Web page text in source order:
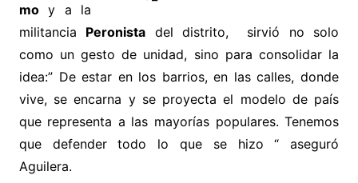
moy a la
militancia Peronista del distrito, sirvió no solo
como un gesto de unidad, sino para consolidar la
idea:” De estar en los barrios, en las calles, donde
vive, se encarna y se proyecta el modelo de país
que representa a las mayorías populares. Tenemos
que defender todo lo que se hizo “ aseguró
Aguilera.